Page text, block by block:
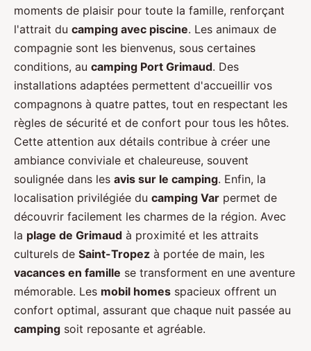
moments de plaisir pour toute la famille, renforçant
l'attrait du camping avec piscine. Les animaux de
compagnie sont les bienvenus, sous certaines
conditions, au camping Port Grimaud. Des
installations adaptées permettent d'accueillir vos
compagnons à quatre pattes, tout en respectant les
règles de sécurité et de confort pour tous les hôtes.
Cette attention aux détails contribue à créer une
ambiance conviviale et chaleureuse, souvent
soulignée dans les avis sur le camping. Enfin, la
localisation privilégiée du camping Var permet de
découvrir facilement les charmes de la région. Avec
la plage de Grimaud à proximité et les attraits
culturels de Saint-Tropez à portée de main, les
vacances en famille se transforment en une aventure
mémorable. Les mobil homes spacieux offrent un
confort optimal, assurant que chaque nuit passée au
camping soit reposante et agréable.